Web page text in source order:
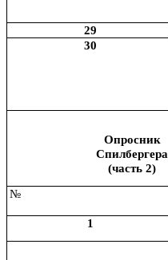
29
30
Опросник
Спилбергера
(часть 2)
№
1